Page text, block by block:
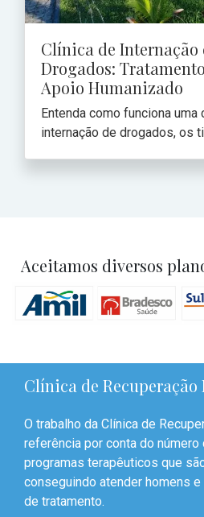
Clínica de Internação
Drogados:
Apoio Humanizado
Entenda como funciona uma
internação de drogados, os
Aceitamos diversos
Clínica de Recuperação
O trabalho da Clínica de
referência por conta do
programas terapêuticos que
conseguindo atender homens
de tratamento.